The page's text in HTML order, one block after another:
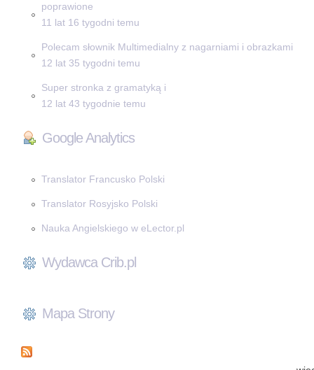
poprawione
11 lat 16 tygodni temu
Polecam słownik Multimedialny z nagarniami i obrazkami
12 lat 35 tygodni temu
Super stronka z gramatyką i
12 lat 43 tygodnie temu
Google Analytics
Translator Francusko Polski
Translator Rosyjsko Polski
Nauka Angielskiego w eLector.pl
Wydawca Crib.pl
Mapa Strony